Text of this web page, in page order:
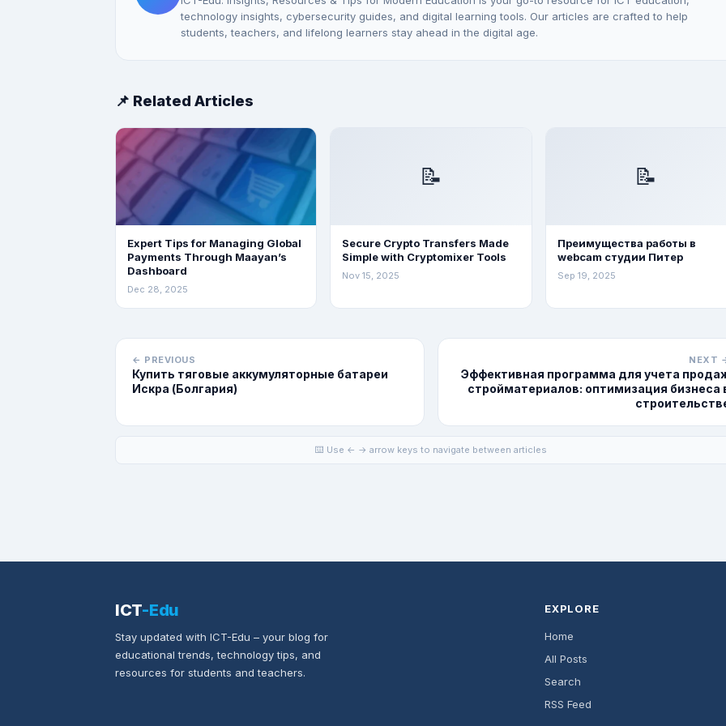
technology insights, cybersecurity guides, and digital learning tools. Our articles are crafted to help
students, teachers, and lifelong learners stay ahead in the digital age.
📌 Related Articles
Expert Tips for Managing Global
Payments Through Maayan’s
Dashboard
Dec 28, 2025
📝
Secure Crypto Transfers Made
Simple with Cryptomixer Tools
Nov 15, 2025
📝
Преимущества работы в
webcam студии Питер
Sep 19, 2025
← PREVIOUS
Купить тяговые аккумуляторные батареи
Искра (Болгария)
NEXT
Эффективная программа для учета
стройматериалов: оптимизация бизнеса
⌨️ Use ← → arrow keys to navigate between articles
ICT-Edu
Stay updated with ICT-Edu – your blog for
educational trends, technology tips, and
resources for students and teachers.
EXPLORE
Home
All Posts
Search
RSS Feed